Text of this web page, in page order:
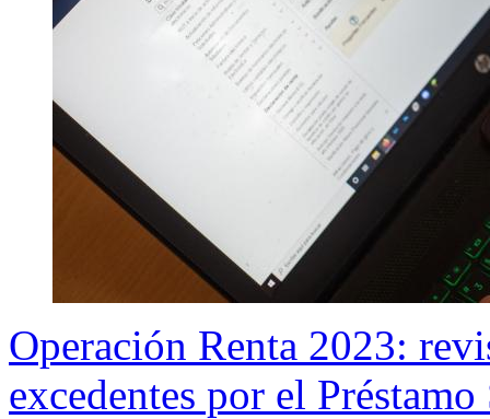
Operación Renta 2023:
excedentes por el